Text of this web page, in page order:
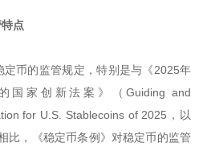
特点
币的监管规定，特别是与《2025年
国家创新法案》（Guiding and
for U.S. Stablecoins of 2025，以
比，《稳定币条例》对稳定币的监管